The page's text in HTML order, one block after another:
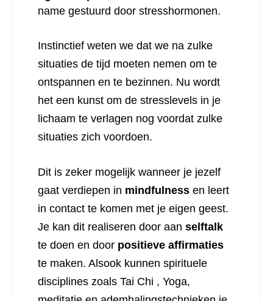
name gestuurd door stresshormonen.
Instinctief weten we dat we na zulke
situaties de tijd moeten nemen om te
ontspannen en te bezinnen. Nu wordt
het een kunst om de stresslevels in je
lichaam te verlagen nog voordat zulke
situaties zich voordoen.
Dit is zeker mogelijk wanneer je jezelf
gaat verdiepen in mindfulness en leert
in contact te komen met je eigen geest.
Je kan dit realiseren door aanselftalk
te doen en door positieve affirmaties
te maken. Alsook kunnen spirituele
disciplines zoals Tai Chi , Yoga,